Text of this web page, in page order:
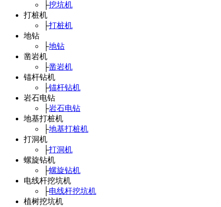
├挖坑机
打桩机
├打桩机
地钻
├地钻
凿岩机
├凿岩机
锚杆钻机
├锚杆钻机
岩石电钻
├岩石电钻
地基打桩机
├地基打桩机
打洞机
├打洞机
螺旋钻机
├螺旋钻机
电线杆挖坑机
├电线杆挖坑机
植树挖坑机